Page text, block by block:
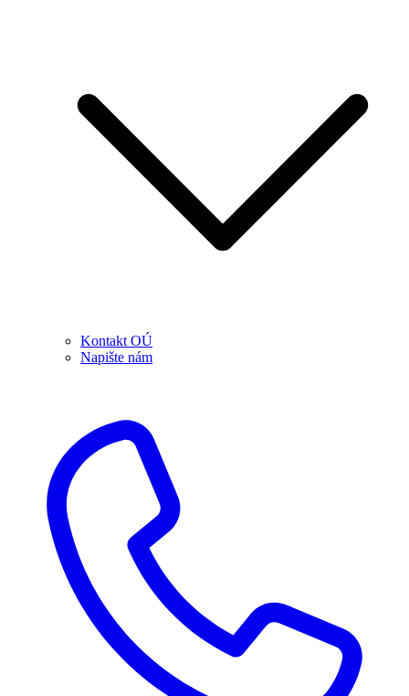
Kontakt OÚ
Napište nám